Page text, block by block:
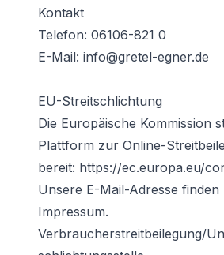
Kontakt
Telefon: 06106-821 0
E-Mail: info@gretel-egner.de
EU-Streitschlichtung
Die Europäische Kommission
Plattform zur Online-
bereit: https://ec.europa.eu/
Unsere E-Mail-Adresse finden
Impressum.
Verbraucher­streit­beilegung/